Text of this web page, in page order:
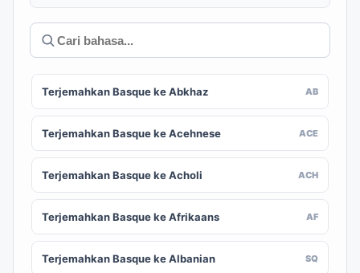
Terjemahkan Basque ke Abkhaz AB
Terjemahkan Basque ke Acehnese ACE
Terjemahkan Basque ke Acholi ACH
Terjemahkan Basque ke Afrikaans AF
Terjemahkan Basque ke Albanian SQ